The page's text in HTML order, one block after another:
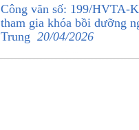
Công văn số: 199/HVTA-
tham gia khóa bồi dưỡng
Trung 20/04/2026